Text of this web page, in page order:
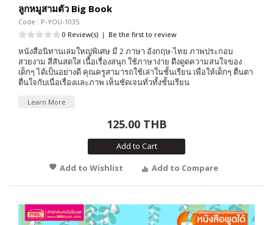
ลูกหมูสามตัว Big Book
Code : P-YOU-1035
0 Review(s) | Be the first to review
หนังสือนิทานเล่มใหญ่พิเศษ มี 2 ภาษา อังกฤษ-ไทย ภาพประกอบ
สวยงาม สีสันสดใส เนื้อเรื่องสนุก ใช้ภาษาง่าย ดึงดูดความสนใจของ
เด็กๆ ได้เป็นอย่างดี คุณครูสามารถใช้เล่าในชั้นเรียน เพื่อให้เด็กๆ ตื่นตา
ตื่นใจกับเนื่อเรื่องและภาพ เห็นชัดเจนทั่วทั้งชั้นเรียน
Learn More
125.00 THB
Add to Cart
Add to Wishlist
Add to Compare